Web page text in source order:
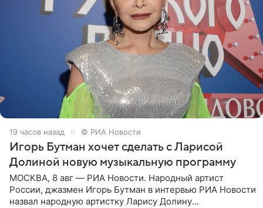
19 часов назад © РИА Новости
Игорь Бутман хочет сделать с Ларисой
Долиной новую музыкальную программу
МОСКВА, 8 авг — РИА Новости. Народный артист
России, джазмен Игорь Бутман в интервью РИА Новости
назвал народную артистку Ларису Долину